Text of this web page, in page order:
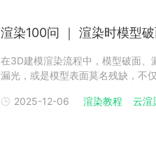
渲染100问 ｜ 渲染时模型
在3D建模渲染流程中，模型破面、
漏光，或是模型表面莫名残缺，不
洞的核心成因及修复技巧。修复技
2025-12-06 渲染教程 云渲